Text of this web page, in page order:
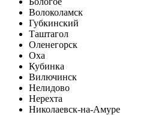
Волоколамск
Губкинский
Таштагол
Оленегорск
Оха
Кубинка
Вилючинск
Нелидово
Нерехта
Николаевск-на-Амуре